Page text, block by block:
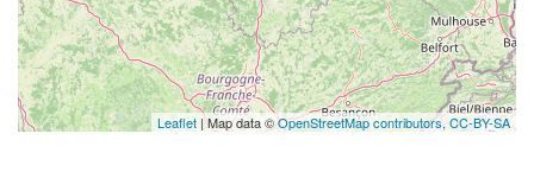
Leaflet | Map data ©OpenStreetMap contributors, CC-BY-SA